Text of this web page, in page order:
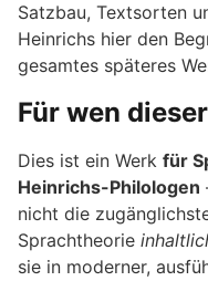
Satzbau, Textsorten
Heinrichs hier den
gesamtes späteres
Für wen
Dies ist ein Werk für
Heinrichs-Philologen
nicht die
Sprachtheorie
sie in moderner,